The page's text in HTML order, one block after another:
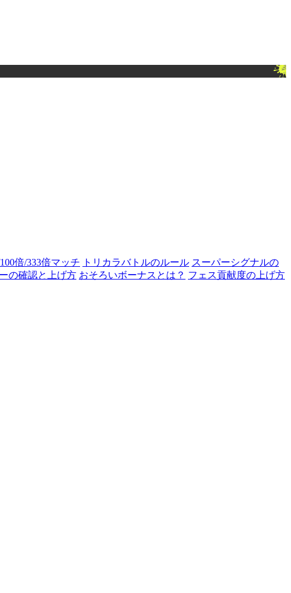
倍/333倍マッチ トリカラバトルのルール スーパーシグナルの
の確認と上げ方 おそろいボーナスとは？ フェス貢献度の上げ方